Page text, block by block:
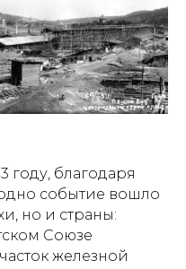
году, благодаря
событие вошло
но и страны:
Союзе
железной